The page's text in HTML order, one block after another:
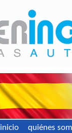
inicio quiénes